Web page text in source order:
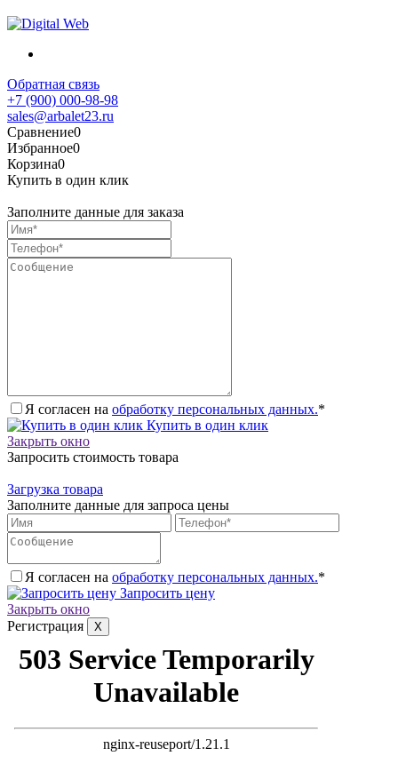
Обратная связь
+7 (900) 000-98-98
sales@arbalet23.ru
Сравнение0
Избранное0
Корзина0
Купить в один клик
Заполните данные для заказа
Я согласен на обработку персональных данных.*
Купить в один клик
Закрыть окно
Запросить стоимость товара
Загрузка товара
Заполните данные для запроса цены
Я согласен на обработку персональных данных.*
Запросить цену
Закрыть окно
Регистрация
X